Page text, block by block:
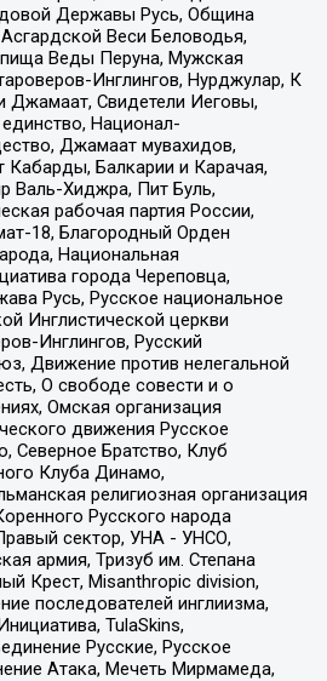
Державы Русь, Община
Веси Беловодья,
Веды Перуна, Мужская
Инглингов, Нурджулар, К
Джамаат, Свидетели Иеговы,
Национал-
Джамаат мувахидов,
Балкарии и Карачая,
Валь-Хиджра, Пит Буль,
рабочая партия России,
18, Благородный Орден
Национальная
города Череповца,
Русь, Русское национальное
Инглистической церкви
Инглингов, Русский
Движение против нелегальной
О свободе совести и о
Омская организация
движения Русское
Северное Братство, Клуб
Клуба Динамо,
религиозная организация
Русского народа
сектор, УНА - УНСО,
армия, Тризуб им. Степана
Крест, Misanthropic division,
последователей инглиизма,
TulaSkins,
Русские, Русское
Атака, Мечеть Мирмамеда,